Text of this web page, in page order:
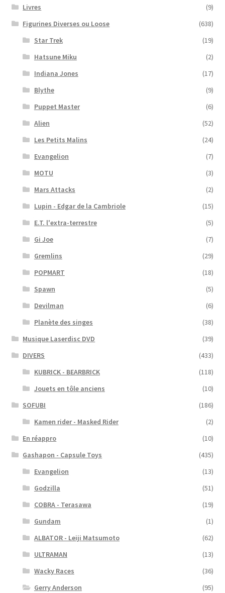
Livres
(9)
Figurines Diverses ou Loose
(638)
Star Trek
(19)
Hatsune Miku
(2)
Indiana Jones
(17)
Blythe
(9)
Puppet Master
(6)
Alien
(52)
Les Petits Malins
(24)
Evangelion
(7)
MOTU
(3)
Mars Attacks
(2)
Lupin - Edgar de la Cambriole
(15)
E.T. l'extra-terrestre
(5)
Gi Joe
(7)
Gremlins
(29)
POPMART
(18)
Spawn
(5)
Devilman
(6)
Planète des singes
(38)
Musique Laserdisc DVD
(39)
DIVERS
(433)
KUBRICK - BEARBRICK
(118)
Jouets en tôle anciens
(10)
SOFUBI
(186)
Kamen rider - Masked Rider
(2)
En réappro
(10)
Gashapon - Capsule Toys
(435)
Evangelion
(13)
Godzilla
(51)
COBRA - Terasawa
(19)
Gundam
(1)
ALBATOR - Leiji Matsumoto
(62)
ULTRAMAN
(13)
Wacky Races
(36)
Gerry Anderson
(95)